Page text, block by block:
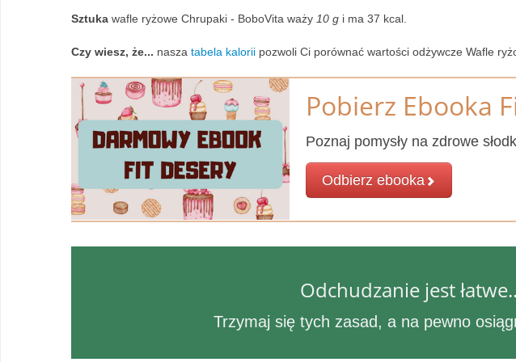
Sztuka wafle ryżowe Chrupaki - BoboVita waży 10 g i ma 37 kcal.
Czy wiesz, że... nasza tabela kalorii pozwoli Ci porównać wartości odżywcze Wafle
Pobierz Ebooka
Poznaj pomysły na zdrowe
Odbierz ebooka
Odchudzanie jest
Trzymaj się tych zasad, a na pewno